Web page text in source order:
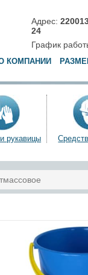
Адрес:
24
График
КОМПАНИИ
рукавицы